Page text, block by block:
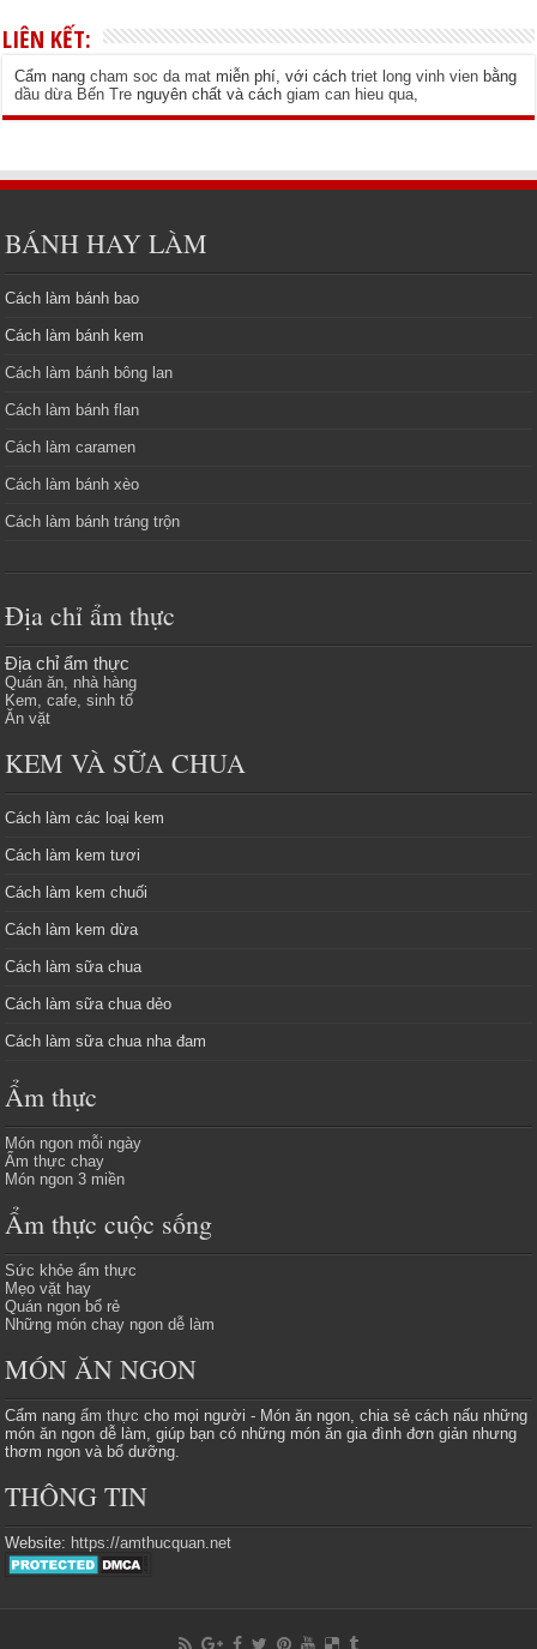
LIÊN KẾT:
Cẩm nangcham soc da mat miễn phí, với cáchtriet long vinh vien bằng
dầu dừa Bến Tre nguyên chất và cáchgiam can hieu qua
BÁNH HAY LÀM
Cách làm bánh bao
Cách làm bánh kem
Cách làm bánh bông lan
Cách làm bánh flan
Cách làm caramen
Cách làm bánh xèo
Cách làm bánh tráng trộn
Địa chỉ ẩm thực
Địa chỉ ẩm thực
Quán ăn, nhà hàng
Kem, cafe, sinh tố
Ăn vặt
KEM VÀ SỮA CHUA
Cách làm các loại kem
Cách làm kem tươi
Cách làm kem chuối
Cách làm kem dừa
Cách làm sữa chua
Cách làm sữa chua dẻo
Cách làm sữa chua nha đam
Ẩm thực
Món ngon mỗi ngày
Ẩm thực chay
Món ngon 3 miền
Ẩm thực cuộc sống
Sức khỏe ẩm thực
Mẹo vặt hay
Quán ngon bổ rẻ
Những món chay ngon dễ làm
MÓN ĂN NGON
Cẩm nangẩm thực cho mọi người - Món ăn ngon, chia sẻ cách nấu những
món ăn ngon dễ làm, giúp bạn có những món ăn gia đình đơn giản nhưng
thơm ngon và bổ dưỡng.
THÔNG TIN
Website: https://amthucquan.net